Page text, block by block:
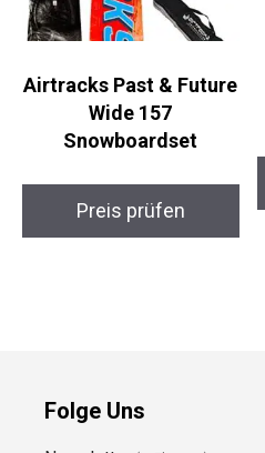
Airtracks Past &
Future Wide 157
Snowboardset
Preis prüfen
Folge Uns